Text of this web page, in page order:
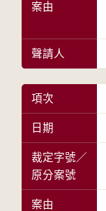
案由
聲請人
項次
日期
裁定字號／
原分案號
案由